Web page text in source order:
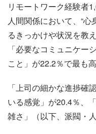
リモートワーク経験者
人間関係において、“心
るきっかけや状況を教
「必要なコミュニケー
こと」が22.2％で最も高
「上司の細かな進捗確
いる感覚」が20.4％、
雑さ」（以下、派閥・